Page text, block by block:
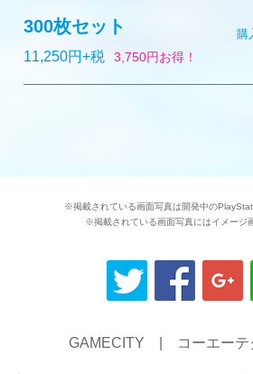
300枚セット 購
11,250円+税 3,750円お得！
※掲載されている画面写真は開発中の
※掲載されている画面写真にはイメージ
GAMECITY コーエー